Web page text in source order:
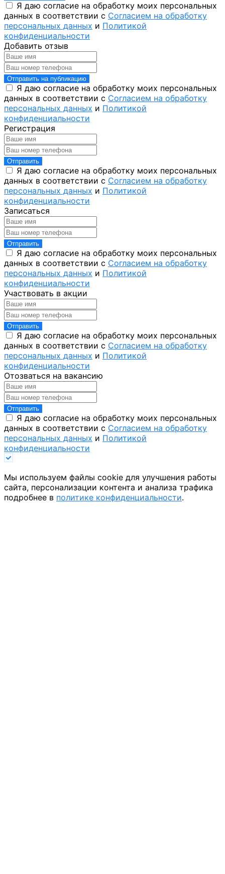
Я даю согласие на обработку моих персональных
данных в соответствии с Согласием на обработку
персональных данных и Политикой
конфиденциальности
Добавить отзыв
Отправить на публикацию
Я даю согласие на обработку моих персональных
данных в соответствии с Согласием на обработку
персональных данных и Политикой
конфиденциальности
Регистрация
Отправить
Я даю согласие на обработку моих персональных
данных в соответствии с Согласием на обработку
персональных данных и Политикой
конфиденциальности
Записаться
Отправить
Я даю согласие на обработку моих персональных
данных в соответствии с Согласием на обработку
персональных данных и Политикой
конфиденциальности
Участвовать в акции
Отправить
Я даю согласие на обработку моих персональных
данных в соответствии с Согласием на обработку
персональных данных и Политикой
конфиденциальности
Отозваться на вакансию
Отправить
Я даю согласие на обработку моих персональных
данных в соответствии с Согласием на обработку
персональных данных и Политикой
конфиденциальности
Мы используем файлы cookie для улучшения работы
сайта, персонализации контента и анализа трафика
подробнее в политике конфиденциальности.